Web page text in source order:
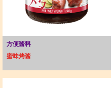
方便酱料
蜜味烤酱